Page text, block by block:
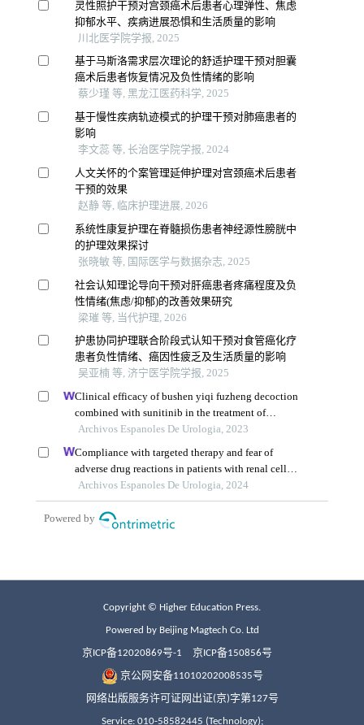
Copyright © Higher Education Press.
Powered by Beijing Magtech Co. Ltd
京ICP备12020869号-1 京ICP备150856号
京公网安备11010202008535号
网络出版服务许可证网出证(京)字第127号
Service: 010-58582445 (Technology);